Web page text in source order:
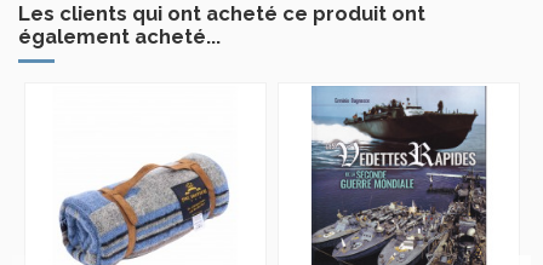
Les clients qui ont acheté ce produit ont
également acheté...